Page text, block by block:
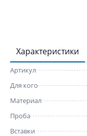
Характеристики
Артикул
Для кого
Материал
Проба
Вставки